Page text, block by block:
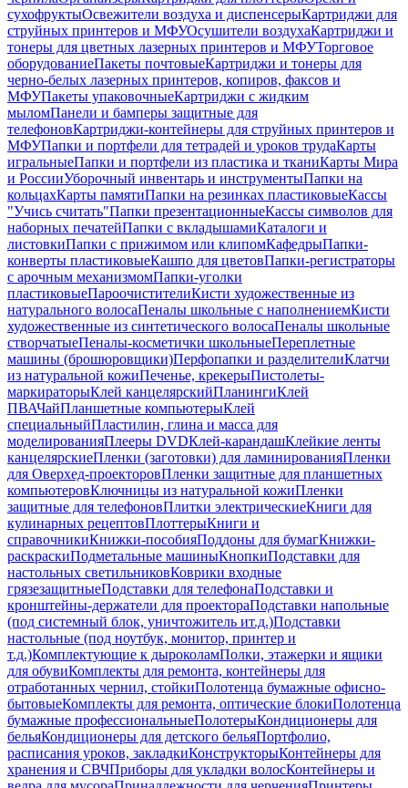
сухофруктыОсвежители воздуха и диспенсерыКартриджи для
струйных принтеров и МФУОсушители воздухаКартриджи и
тонеры для цветных лазерных принтеров и МФУТорговое
оборудованиеПакеты почтовыеКартриджи и тонеры для
черно-белых лазерных принтеров, копиров, факсов и
МФУПакеты упаковочныеКартриджи с жидким
мыломПанели и бамперы защитные для
телефоновКартриджи-контейнеры для струйных принтеров и
МФУПапки и портфели для тетрадей и уроков трудаКарты
игральныеПапки и портфели из пластика и тканиКарты Мира
и РоссииУборочный инвентарь и инструментыПапки на
кольцахКарты памятиПапки на резинках пластиковыеКассы
"Учись считать"Папки презентационныеКассы символов для
наборных печатейПапки с вкладышамиКаталоги и
листовкиПапки с прижимом или клипомКафедрыПапки-
конверты пластиковыеКашпо для цветовПапки-регистраторы
с арочным механизмомПапки-уголки
пластиковыеПароочистителиКисти художественные из
натурального волосаПеналы школьные с наполнениемКисти
художественные из синтетического волосаПеналы школьные
створчатыеПеналы-косметички школьныеПереплетные
машины (брошюровщики)Перфопапки и разделителиКлатчи
из натуральной кожиПеченье, крекерыПистолеты-
маркираторыКлей канцелярскийПланингиКлей
ПВАЧайПланшетные компьютерыКлей
специальныйПластилин, глина и масса для
моделированияПлееры DVDКлей-карандашКлейкие ленты
канцелярскиеПленки (заготовки) для ламинированияПленки
для Оверхед-проекторовПленки защитные для планшетных
компьютеровКлючницы из натуральной кожиПленки
защитные для телефоновПлитки электрическиеКниги для
кулинарных рецептовПлоттерыКниги и
справочникиКнижки-пособияПоддоны для бумагКнижки-
раскраскиПодметальные машиныКнопкиПодставки для
настольных светильниковКоврики входные
грязезащитныеПодставки для телефонаПодставки и
кронштейны-держатели для проектораПодставки напольные
(под системный блок, уничтожитель ит.д.)Подставки
настольные (под ноутбук, монитор, принтер и
т.д.)Комплектующие к дыроколамПолки, этажерки и ящики
для обувиКомплекты для ремонта, контейнеры для
отработанных чернил, стойкиПолотенца бумажные офисно-
бытовыеКомплекты для ремонта, оптические блокиПолотенца
бумажные профессиональныеПолотерыКондиционеры для
бельяКондиционеры для детского бельяПортфолио,
расписания уроков, закладкиКонструкторыКонтейнеры для
хранения и СВЧПриборы для укладки волосКонтейнеры и